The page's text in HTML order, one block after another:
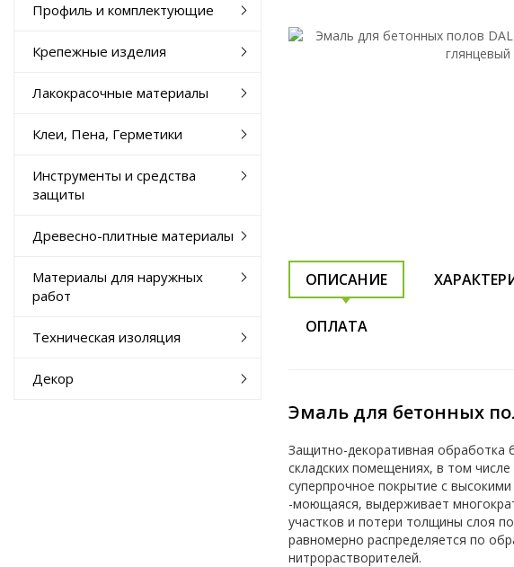
Профиль и комплектующие
Крепежные изделия
Лакокрасочные материалы
Клеи, Пена, Герметики
Инструменты и средства
защиты
Древесно-плитные материалы
Материалы для наружных
работ
Техническая изоляция
Декор
ОПИСАНИЕ
ОПЛАТА
Эмаль для бетонных
Защитно-декоративная обработка
складских помещениях, в том
суперпрочное покрытие с
-моющаяся, выдерживает
участков и потери толщины слоя
равномерно распределяется по
нитрорастворителей.